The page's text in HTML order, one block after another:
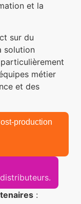
et la
sur du
solution
métier
et des
production
: